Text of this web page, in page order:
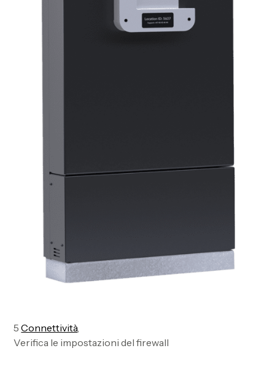
5Connettività
Verifica le impostazioni del firewall